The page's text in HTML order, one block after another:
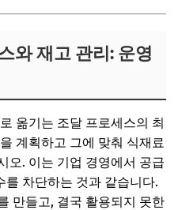
와 재고 관리: 운영
옮기는 조달 프로세스의 최
계획하고 그에 맞춰 식재료
오. 이는 기업 경영에서 공급
를 차단하는 것과 같습니다.
만들고, 결국 활용되지 못한